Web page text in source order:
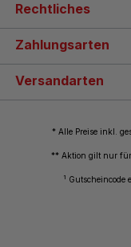
Rechtliches
Zahlungsarten
Versandarten
* Alle Preise inkl.
** Aktion gilt nur
1 Gutscheincode